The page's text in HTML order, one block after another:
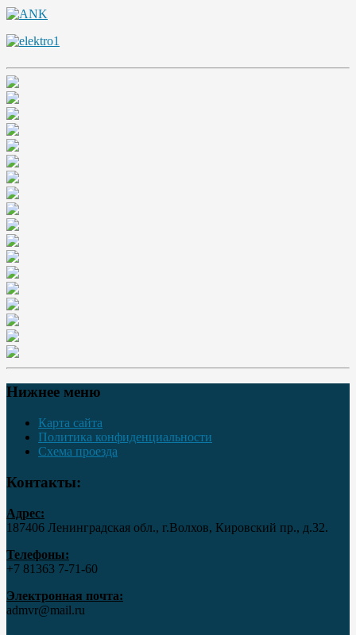
Нижнее меню
Карта сайта
Политика конфиденциальности
Схема проезда
Контакты:
Адрес:
187406 Ленинградская обл., г.Волхов, Кировский пр., д.32.
Телефоны:
+7 81363 7‑71-60
Электронная почта:
admvr@mail.ru